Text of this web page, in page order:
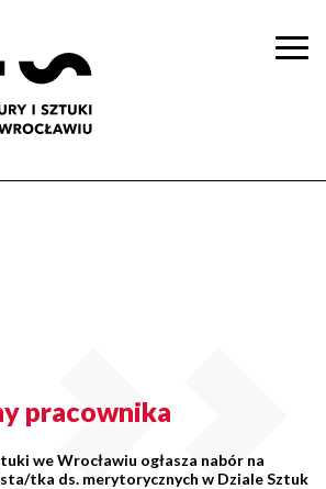
pracownika
we Wrocławiu ogłasza nabór na
tka ds. merytorycznych w Dziale Sztuk